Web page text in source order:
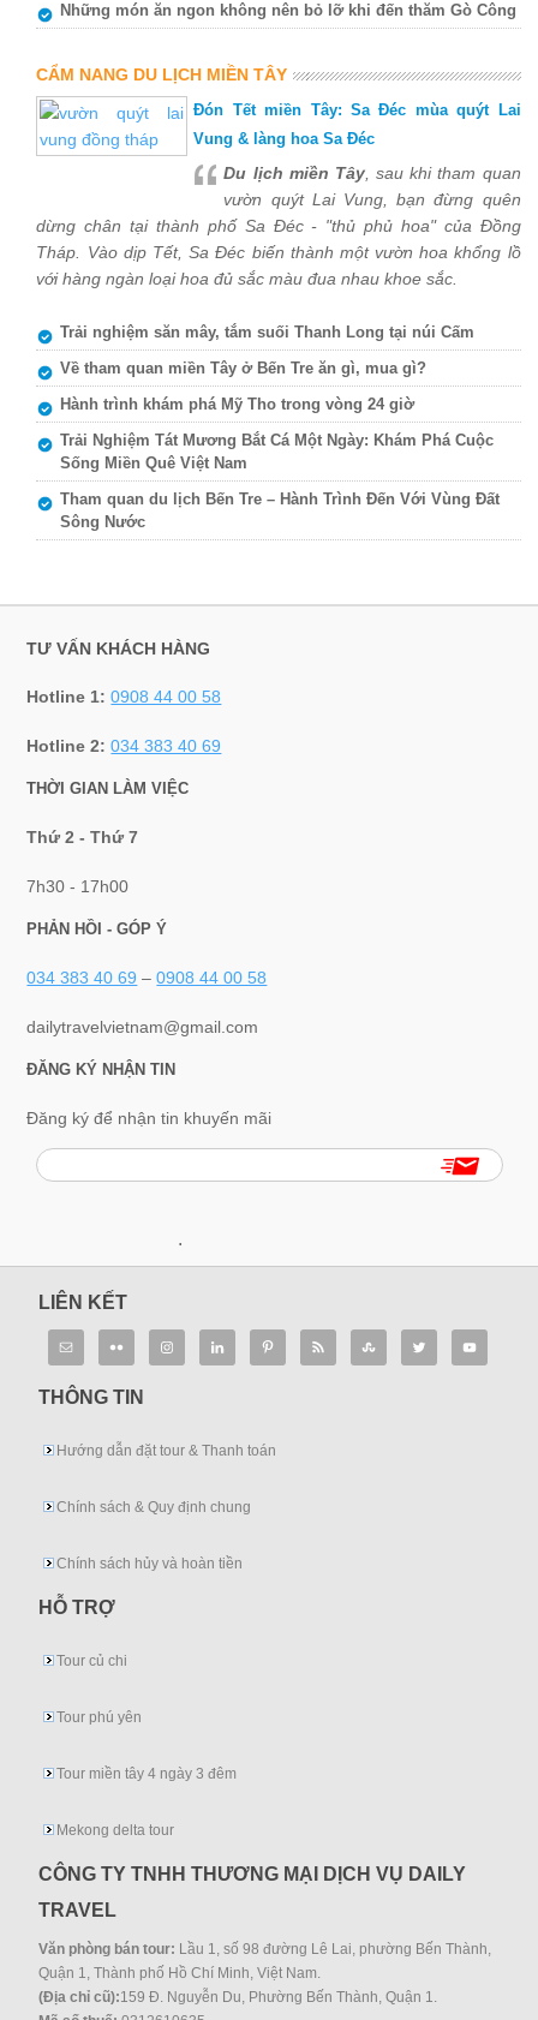
Những món ăn ngon không nên bỏ lỡ khi đến thăm Gò Công
CẨM NANG DU LỊCH MIỀN TÂY
Đón Tết miền Tây: Sa Đéc mùa quýt Lai
Vung & làng hoa Sa Đéc
Du lịch miền Tây, sau khi tham quan
vườn quýt Lai Vung, bạn đừng quên
dừng chân tại thành phố Sa Đéc - "thủ phủ hoa" của Đồng
Tháp. Vào dịp Tết, Sa Đéc biến thành một vườn hoa khổng lồ
với hàng ngàn loại hoa đủ sắc màu đua nhau khoe sắc.
Trải nghiệm săn mây, tắm suối Thanh Long tại núi Cấm
Về tham quan miền Tây ở Bến Tre ăn gì, mua gì?
Hành trình khám phá Mỹ Tho trong vòng 24 giờ
Trải Nghiệm Tát Mương Bắt Cá Một Ngày: Khám Phá Cuộc
Sống Miền Quê Việt Nam
Tham quan du lịch Bến Tre – Hành Trình Đến Với Vùng Đất
Sông Nước
TƯ VẤN KHÁCH HÀNG
Hotline 1:0908 44 00 58
Hotline 2:034 383 40 69
THỜI GIAN LÀM VIỆC
Thứ 2 - Thứ 7
7h30 - 17h00
PHẢN HỒI - GÓP Ý
034 383 40 69 –0908 44 00 58
dailytravelvietnam@gmail.com
ĐĂNG KÝ NHẬN TIN
Đăng ký để nhận tin khuyến mãi
.
LIÊN KẾT
THÔNG TIN
Hướng dẫn đặt tour & Thanh toán
Chính sách & Quy định chung
Chính sách hủy và hoàn tiền
HỖ TRỢ
Tour củ chi
Tour phú yên
Tour miền tây 4 ngày 3 đêm
Mekong delta tour
CÔNG TY TNHH THƯƠNG MẠI DỊCH VỤ DAILY
TRAVEL
Văn phòng bán tour: Lầu 1, số 98 đường Lê Lai, phường Bến Thành,
Quận 1, Thành phố Hồ Chí Minh, Việt Nam.
(Địa chỉ cũ):159 Đ. Nguyễn Du, Phường Bến Thành, Quận 1.